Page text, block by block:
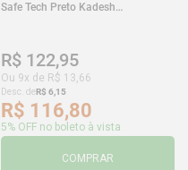
Safe Tech Preto Kadesh
R$ 122,95
Ou 9x de R$ 13,66
Desc. deR$ 6,15
R$ 116,80
5% OFF no boleto à vista
COMPRAR